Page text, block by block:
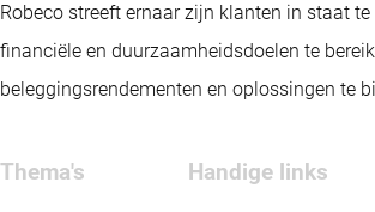
Robeco streeft ernaar zijn klanten in staat
financiële en duurzaamheidsdoelen te
beleggingsrendementen en oplossingen te
Thema's Handige links